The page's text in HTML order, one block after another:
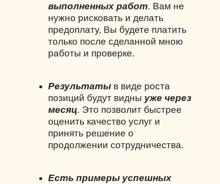
выполненных работ. Вам не
нужно рисковать и делать
предоплату, Вы будете платить
только после сделанной мною
работы и проверке.
Результатыв виде роста
позиций будут видны уже через
месяц. Это позволит быстрее
оценить качество услуг и
принять решение о
продолжении сотрудничества.
Есть примеры успешных